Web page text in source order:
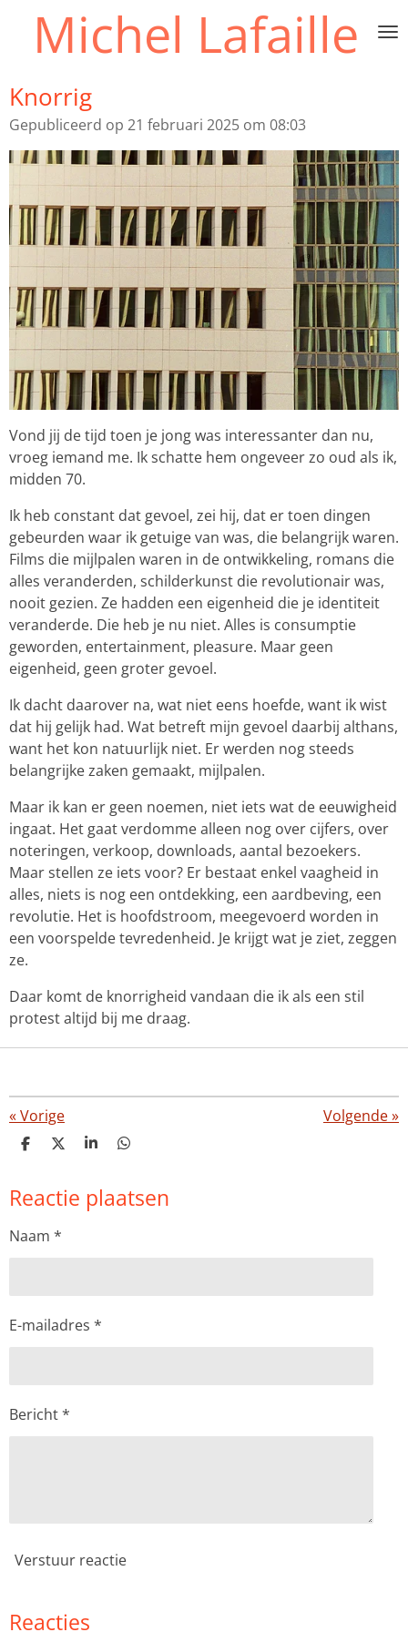
direct
hoofdinhoud
Michel Lafaille
Knorrig
Gepubliceerd op 21 februari 2025 om 08:03
Vond jij de tijd toen je jong was interessanter dan nu,
vroeg iemand me. Ik schatte hem ongeveer zo oud als ik,
midden 70.
Ik heb constant dat gevoel, zei hij, dat er toen dingen
gebeurden waar ik getuige van was, die belangrijk waren.
Films die mijlpalen waren in de ontwikkeling, romans die
alles veranderden, schilderkunst die revolutionair was,
nooit gezien. Ze hadden een eigenheid die je identiteit
veranderde. Die heb je nu niet. Alles is consumptie
geworden, entertainment, pleasure. Maar geen
eigenheid, geen groter gevoel.
Ik dacht daarover na, wat niet eens hoefde, want ik wist
dat hij gelijk had. Wat betreft mijn gevoel daarbij althans,
want het kon natuurlijk niet. Er werden nog steeds
belangrijke zaken gemaakt, mijlpalen.
Maar ik kan er geen noemen, niet iets wat de eeuwigheid
ingaat. Het gaat verdomme alleen nog over cijfers, over
noteringen, verkoop, downloads, aantal bezoekers.
Maar stellen ze iets voor? Er bestaat enkel vaagheid in
alles, niets is nog een ontdekking, een aardbeving, een
revolutie. Het is hoofdstroom, meegevoerd worden in
een voorspelde tevredenheid. Je krijgt wat je ziet, zeggen
ze.
Daar komt de knorrigheid vandaan die ik als een stil
protest altijd bij me draag.
«Vorige Volgende»
D
e
n
D
l
S
r
e
D
e
n
Reactie plaatsen
Naam *
E-mailadres *
Bericht *
Verstuur reactie
Reacties